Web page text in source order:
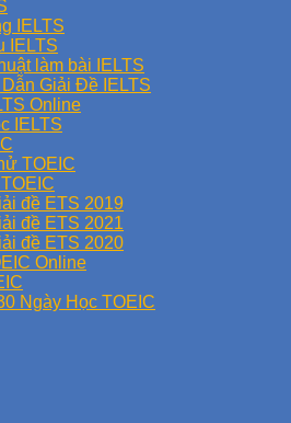
IELTS
IELTS
làm bài IELTS
Giải Đề IELTS
Online
IELTS
TOEIC
đề ETS 2019
đề ETS 2021
đề ETS 2020
Online
Ngày Học TOEIC